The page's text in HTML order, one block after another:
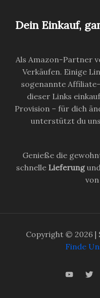
Dein Einkauf,
Als Amazon-Partner
Verkäufen. Einige
sogenannte
dieser Links
Provision – für dich
unterstützt du
Genieße die
schnelle Lieferung
Copyright © 2026 |
Finde